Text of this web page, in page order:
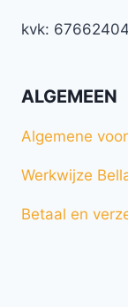
kvk: 67662404
ALGEMEEN
Algemene
Werkwijze
Betaal en